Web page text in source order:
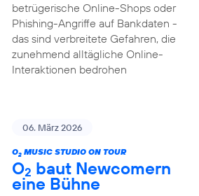
betrügerische Online-Shops oder
Phishing-Angriffe auf Bankdaten -
das sind verbreitete Gefahren, die
zunehmend alltägliche Online-
Interaktionen bedrohen
06. März 2026
O2MUSIC STUDIO ON TOUR
O2 baut Newcomern
eine Bühne